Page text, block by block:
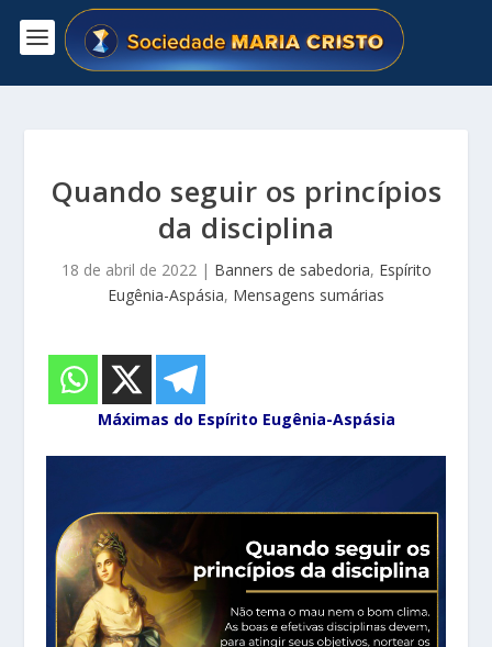
Quando seguir os princípios
da disciplina
18 de abril de 2022 | Banners de sabedoria, Espírito
Eugênia-Aspásia, Mensagens sumárias
Máximas do Espírito Eugênia-Aspásia